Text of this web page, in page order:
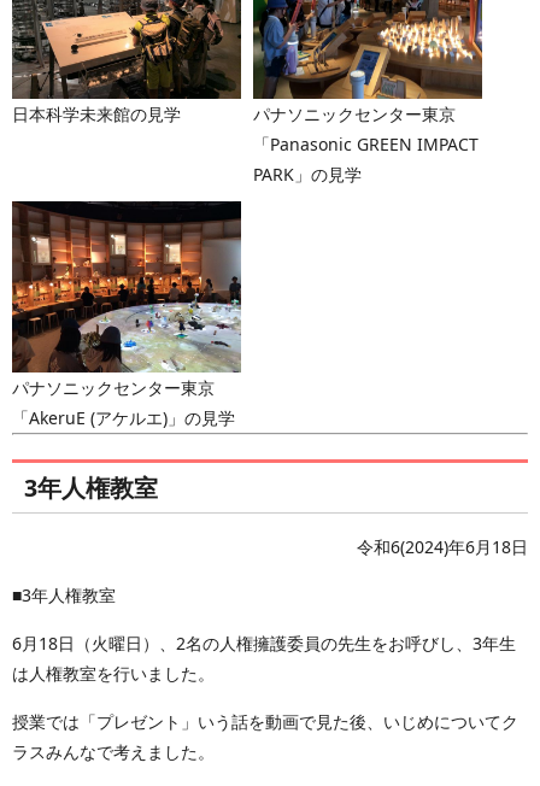
日本科学未来館の見学
パナソニックセンター東京
「Panasonic GREEN IMPACT
PARK」の見学
パナソニックセンター東京
「AkeruE (アケルエ)」の見学
3年人権教室
令和6(2024)年6月18日
■3年人権教室
6月18日（火曜日）、2名の人権擁護委員の先生をお呼びし、3年生
は人権教室を行いました。
授業では「プレゼント」いう話を動画で見た後、いじめについてク
ラスみんなで考えました。